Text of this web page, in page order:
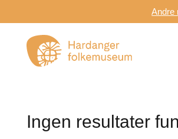
Andre
Ingen resultater